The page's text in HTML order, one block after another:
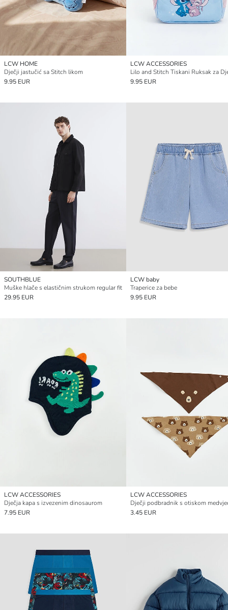
LCW HOME
Dječji jastučić sa Stitch likom
9.95 EUR
LCW ACCESSORIES
Lilo and Stitch Tiskani Ruksak za
9.95 EUR
SOUTHBLUE
Muške hlače s elastičnim strukom regular fit
29.95 EUR
LCW baby
Traperice za bebe
9.95 EUR
LCW ACCESSORIES
Dječja kapa s izvezenim dinosaurom
7.95 EUR
LCW ACCESSORIES
3.45 EUR